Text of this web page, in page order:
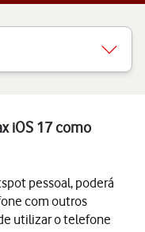
iOS 17 como
pessoal, poderá
com outros
utilizar o telefone